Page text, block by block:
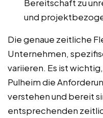
Bereitschaft zu
und
Die genaue zeitliche
Unternehmen,
variieren. Es ist
Pulheim die
verstehen und bereit
entsprechenden